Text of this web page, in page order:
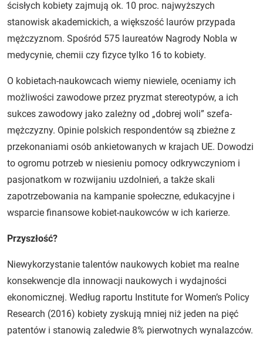
ścisłych kobiety zajmują ok. 10 proc. najwyższych
stanowisk akademickich, a większość laurów przypada
mężczyznom. Spośród 575 laureatów Nagrody Nobla w
medycynie, chemii czy fizyce tylko 16 to kobiety.
O kobietach-naukowcach wiemy niewiele, oceniamy ich
możliwości zawodowe przez pryzmat stereotypów, a ich
sukces zawodowy jako zależny od „dobrej woli” szefa-
mężczyzny. Opinie polskich respondentów są zbieżne z
przekonaniami osób ankietowanych w krajach UE. Dowodzi
to ogromu potrzeb w niesieniu pomocy odkrywczyniom i
pasjonatkom w rozwijaniu uzdolnień, a także skali
zapotrzebowania na kampanie społeczne, edukacyjne i
wsparcie finansowe kobiet-naukowców w ich karierze.
Przyszłość?
Niewykorzystanie talentów naukowych kobiet ma realne
konsekwencje dla innowacji naukowych i wydajności
ekonomicznej. Według raportu Institute for Women’s Policy
Research (2016) kobiety zyskują mniej niż jeden na pięć
patentów i stanowią zaledwie 8% pierwotnych wynalazców.